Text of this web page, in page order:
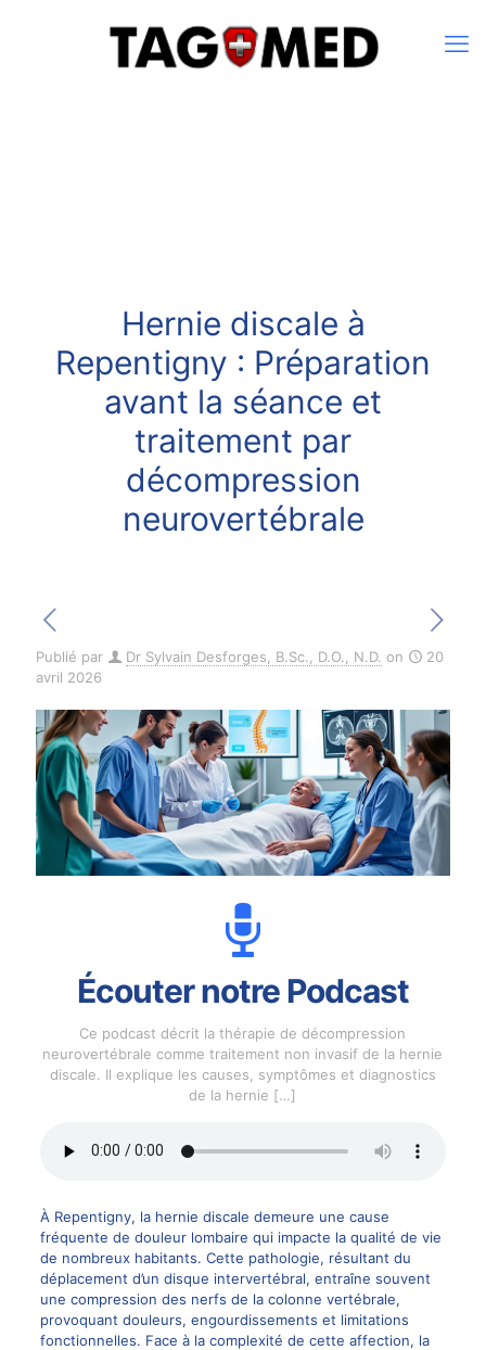
Hernie discale à
Repentigny : Préparation
avant la séance et
traitement par
décompression
neurovertébrale
Publié par Dr Sylvain Desforges, B.Sc., D.O., N.D. on
20
avril 2026
Écouter notre Podcast
Ce podcast décrit la thérapie de décompression
neurovertébrale comme traitement non invasif de la hernie
discale. Il explique les causes, symptômes et diagnostics
de la hernie […]
À Repentigny, la hernie discale demeure une cause
fréquente de douleur lombaire qui impacte la qualité de vie
de nombreux habitants. Cette pathologie, résultant du
déplacement d’un disque intervertébral, entraîne souvent
une compression des nerfs de la colonne vertébrale,
provoquant douleurs, engourdissements et limitations
fonctionnelles. Face à la complexité de cette affection, la